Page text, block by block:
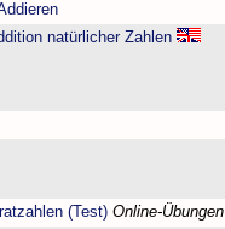
natürlicher Zahlen
(Test) Online-Übungen